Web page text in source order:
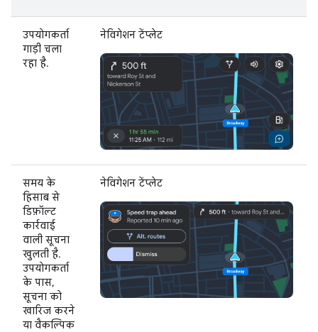
उपयोगकर्ता
गाड़ी चला
रहा है.
नेविगेशन टेंप्लेट
समय के
हिसाब से
डिफ़ॉल्ट
कार्रवाई
वाली सूचना
खुलती है.
उपयोगकर्ता
के पास,
सूचना को
खारिज करने
या वैकल्पिक
नेविगेशन टेंप्लेट